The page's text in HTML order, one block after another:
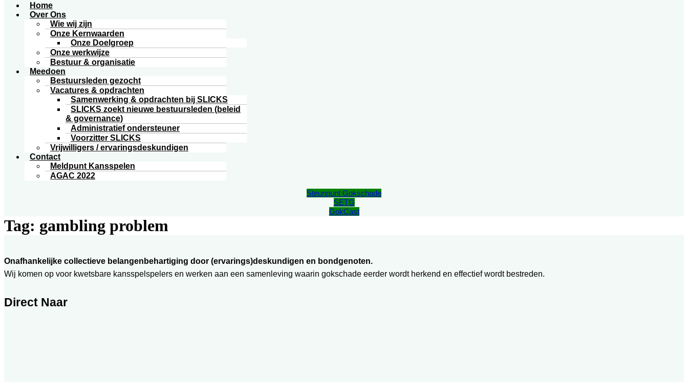
Home
Over Ons
Wie wij zijn
Onze Kernwaarden
Onze Doelgroep
Onze werkwijze
Bestuur & organisatie
Meedoen
Bestuursleden gezocht
Vacatures & opdrachten
Samenwerking & opdrachten bij SLICKS
SLICKS zoekt nieuwe bestuursleden (beleid
& governance)
Administratief ondersteuner
Voorzitter SLICKS
Vrijwilligers / ervaringsdeskundigen
Contact
Meldpunt Kansspelen
AGAC 2022
Steunpunt Gokschade
SETG
GokCast
Tag: gambling problem
Onafhankelijke collectieve belangenbehartiging door (ervarings)deskundigen en bondgenoten.
Wij komen op voor kwetsbare kansspelspelers en werken aan een samenleving waarin gokschade eerder wordt herkend en effectief wordt bestreden.
Direct Naar